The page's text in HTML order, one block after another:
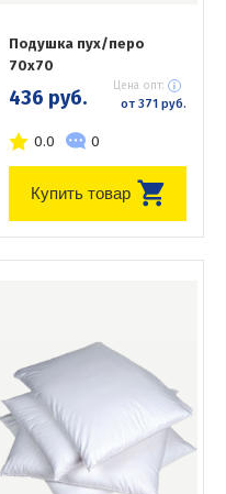
Подушка пух/перо
70х70
436 руб. Цена опт:
от 371 руб.
0.0 0
Купить товар